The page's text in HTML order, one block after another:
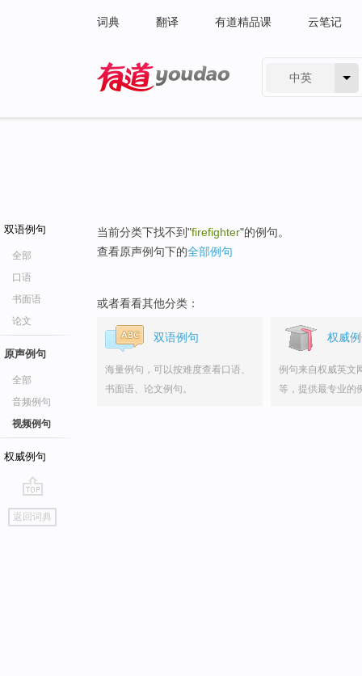
词典 翻译 有道精品课 云笔记
中英
双语例句
全部
口语
书面语
论文
原声例句
全部
音频例句
视频例句
权威例句
go
top
返回词典
当前分类下找不到"firefighter"的例句。
查看原声例句下的全部例句
或者看看其他分类：
双语例句
海量例句，可以按难度查看口语、
书面语、论文例句。
权威
例句来自权威英文
等，提供最专业的